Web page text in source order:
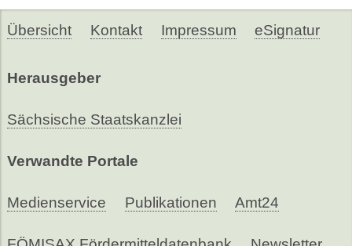
Übersicht Kontakt Impressum eSignatur
Herausgeber
Sächsische Staatskanzlei
Verwandte Portale
Medienservice Publikationen Amt24